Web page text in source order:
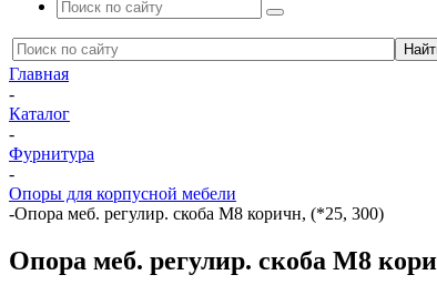
Главная
-
Каталог
-
Фурнитура
-
Опоры для корпусной мебели
-Опора меб. регулир. скоба М8 коричн, (*25, 300)
Опора меб. регулир. скоба М8